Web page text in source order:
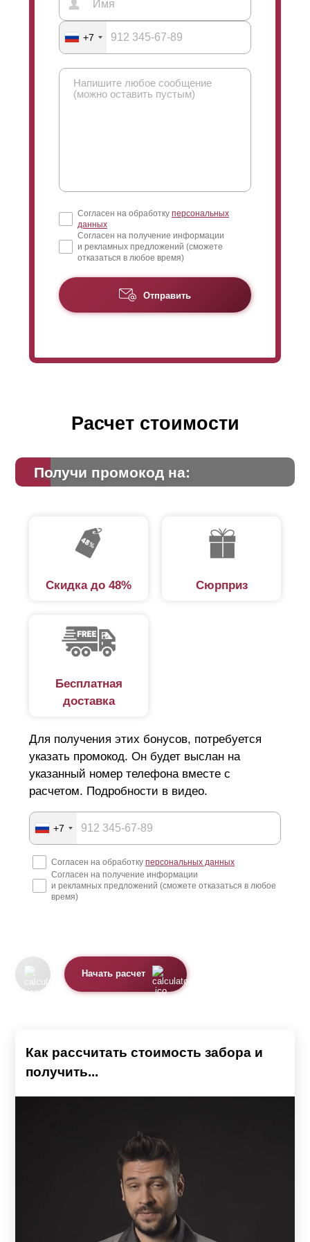
+7
Согласен на обработку персональных
данных
Согласен на получение информации
и рекламных предложений (сможете
отказаться в любое время)
Отправить
Расчет стоимости
Получи промокод на:
Скидка до 48% Сюрприз
Бесплатная
доставка
Для получения этих бонусов, потребуется
указать промокод. Он будет выслан на
указанный номер телефона вместе с
расчетом. Подробности в видео.
+7
Согласен на обработку персональных данных
Согласен на получение информации
и рекламных предложений (сможете отказаться в любое
время)
Начать расчет
Как рассчитать стоимость забора и
получить...